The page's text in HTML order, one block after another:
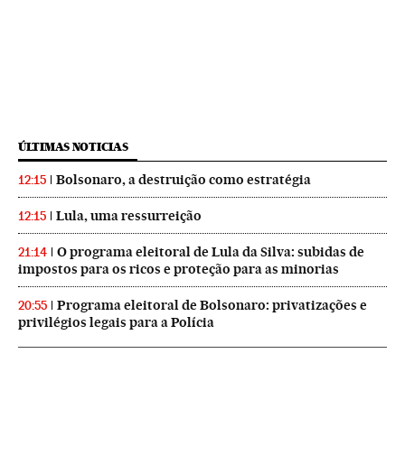
ÚLTIMAS NOTICIAS
12:15 Bolsonaro, a destruição como estratégia
12:15 Lula, uma ressurreição
21:14
O programa eleitoral de Lula da Silva: subidas de
impostos para os ricos e proteção para as minorias
20:55
Programa eleitoral de Bolsonaro: privatizações e
privilégios legais para a Polícia